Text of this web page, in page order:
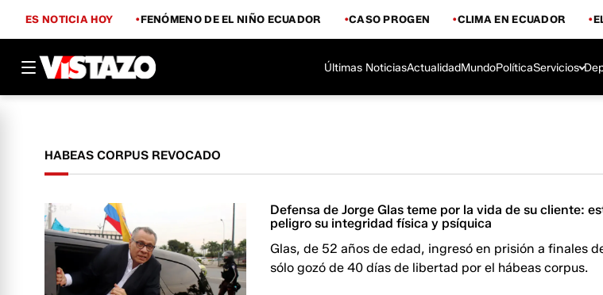
ES NOTICIA HOY FENÓMENO DE EL NIÑO ECUADOR CASO PROGEN CLIMA EN ECUADOR
Últimas NoticiasActualidadMundoPolíticaServicios
HABEAS CORPUS REVOCADO
Defensa de Jorge Glas teme por la vida de su cliente:
peligro su integridad física y psíquica
Glas, de 52 años de edad, ingresó en prisión a finales
sólo gozó de 40 días de libertad por el hábeas corpus.